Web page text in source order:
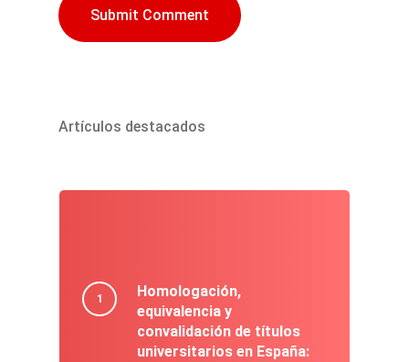
Artículos destacados
Homologación,
equivalencia y
convalidación de títulos
universitarios en España: